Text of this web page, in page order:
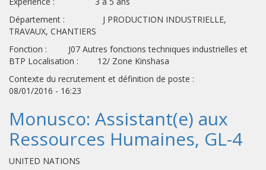
Département : J PRODUCTION INDUSTRIELLE,
TRAVAUX, CHANTIERS
Fonction : J07 Autres fonctions techniques industrielles et
BTP Localisation : 12/ Zone Kinshasa
Contexte du recrutement et définition de poste :
08/01/2016 - 16:23
Monusco: Assistant(e) aux
Ressources Humaines, GL-4
UNITED NATIONS